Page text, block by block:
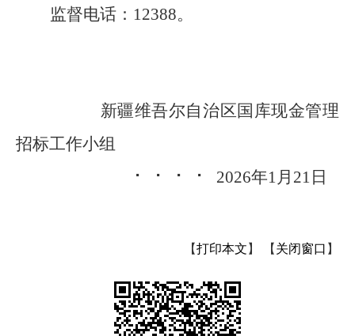
监督电话： 12388。
新疆维吾尔自治区国库现金管理
招标工作小组
⠂ ⠂ ⠂ ⠂ 2026年1月21日
【打印本文 】 【 关闭窗口 】